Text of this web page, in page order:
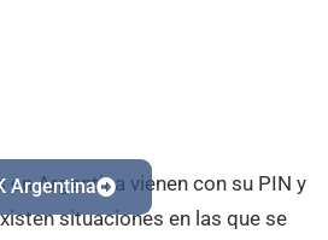
Argentina
Argentina vienen con su PIN y
situaciones en las que se